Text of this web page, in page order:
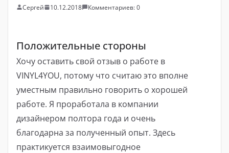
Сергей 10.12.2018 Комментариев: 0
Положительные стороны
Хочу оставить свой отзыв о работе в
VINYL4YOU, потому что считаю это вполне
уместным правильно говорить о хорошей
работе. Я проработала в компании
дизайнером полтора года и очень
благодарна за полученный опыт. Здесь
практикуется взаимовыгодное